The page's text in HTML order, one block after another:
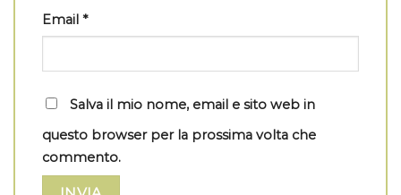
Email *
Salva il mio nome, email e sito web in
questo browser per la prossima volta che
commento.